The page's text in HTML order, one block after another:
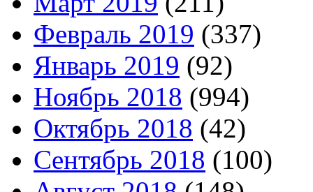
Февраль 2019 (337)
Январь 2019 (92)
Ноябрь 2018 (994)
Октябрь 2018 (42)
Сентябрь 2018 (100)